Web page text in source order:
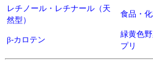
レチノール・レチナール（天
然型）
食品・
β-カロテン
緑黄色
プリ